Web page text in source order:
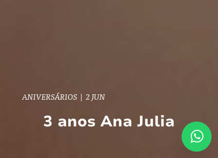
ANIVERSÁRIOS | 2 JUN
3 anos Ana Julia